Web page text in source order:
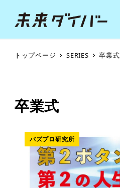
トップページ SERIES 卒業式
卒業式
バズプロ研究所